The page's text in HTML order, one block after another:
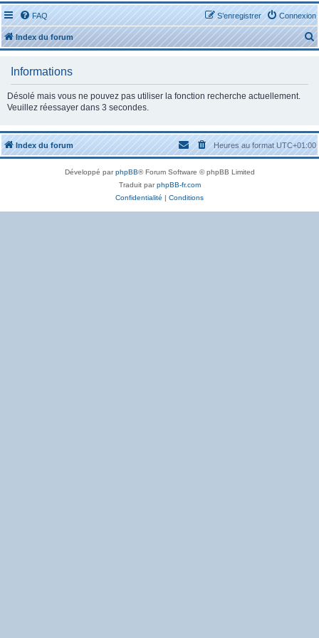
FAQ Connexion
S’enregistrer
Index du forum
e
c
h
Informations
Désolé mais vous ne pouvez pas utiliser la fonction recherche actuellement.
Veuillez réessayer dans 3 secondes.
Index du forum Heures au formatUTC+01:00
Développé parphpBB® Forum Software © phpBB Limited
Traduit parphpBB-fr.com
Confidentialité | Conditions